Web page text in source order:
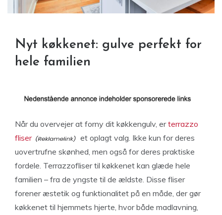
Nyt køkkenet: gulve perfekt for
hele familien
Når du overvejer at forny dit køkkengulv, erterrazzo
fliser
et oplagt valg. Ikke kun for deres
uovertrufne skønhed, men også for deres praktiske
fordele. Terrazzofliser til køkkenet kan glæde hele
familien – fra de yngste til de ældste. Disse fliser
forener æstetik og funktionalitet på en måde, der gør
køkkenet til hjemmets hjerte, hvor både madlavning,